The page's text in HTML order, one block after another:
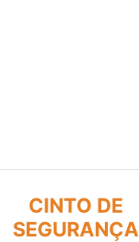
CINTO DE
SEGURANÇA